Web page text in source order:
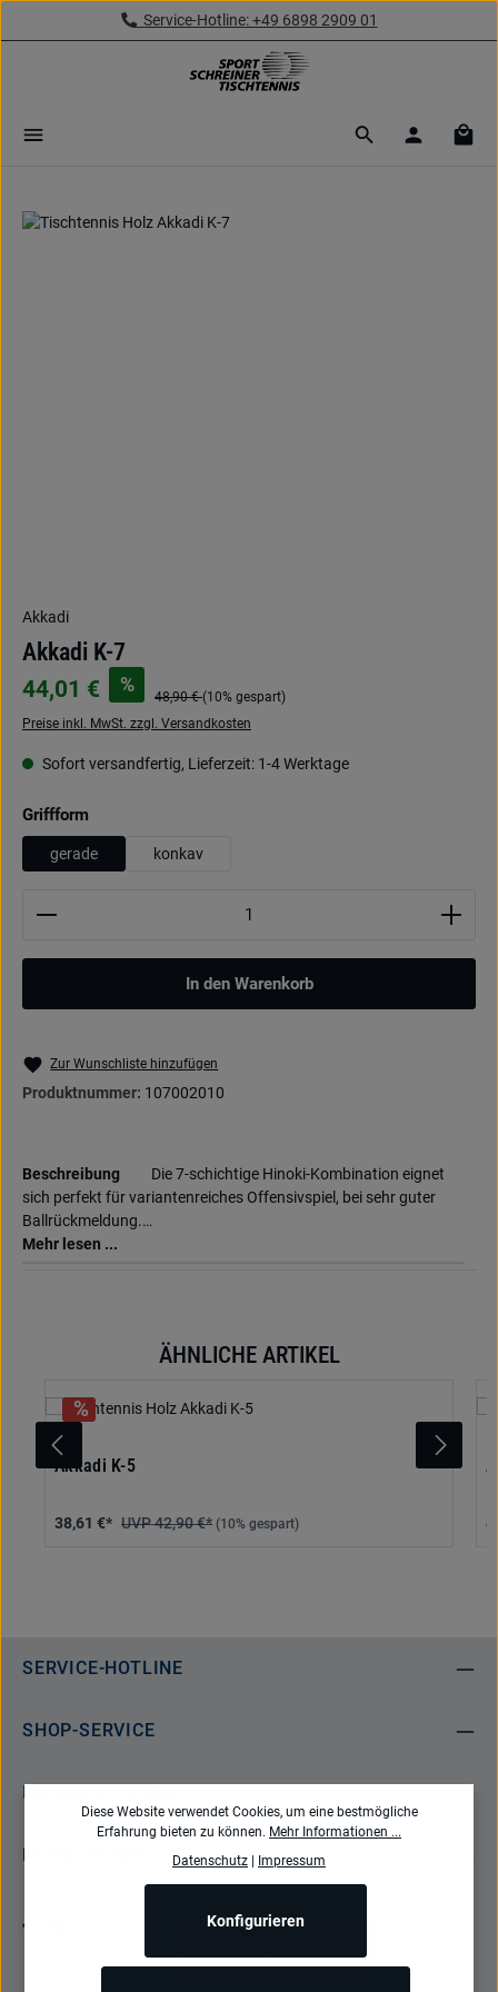
Zum Hauptinhalt springenService-Hotline: +49 6898 2909 01
Bildergalerie überspringen
Akkadi
Akkadi K-7
44,01 € %
48,90 €(10% gespart)
Preise inkl. MwSt. zzgl. Versandkosten
Sofort versandfertig, Lieferzeit: 1-4 Werktage
Griffform
gerade konkav
Produkt Anzahl: Gib den gewünschten Wert ein
In den Warenkorb
Zur Wunschliste hinzufügen
Produktnummer: 107002010
Beschreibung
Die 7-schichtige Hinoki-Kombination eignet
sich perfekt für variantenreiches Offensivspiel, bei sehr guter
Ballrückmeldung.…
Mehr lesen ...
Produktgalerie überspringenÄHNLICHE ARTIKEL
Akkadi K-5
38,61 €* 42,90 €* (10% gespart)
SERVICE-HOTLINE
SHOP-SERVICE
Diese Website verwendet Cookies, um eine bestmögliche
Erfahrung bieten zu können. Mehr Informationen ...
Datenschutz
Impressum
Konfigurieren